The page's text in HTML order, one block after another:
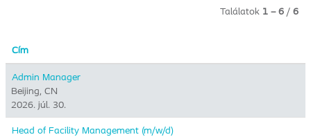
Találatok 1 – 6 / 6
Cím
Admin Manager
Beijing, CN
2026. júl. 30.
Head of Facility Management (m/w/d)